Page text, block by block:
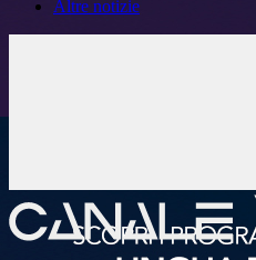
Altre notizie